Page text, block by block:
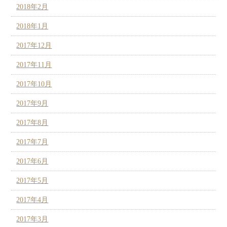
2018年2月
2018年1月
2017年12月
2017年11月
2017年10月
2017年9月
2017年8月
2017年7月
2017年6月
2017年5月
2017年4月
2017年3月